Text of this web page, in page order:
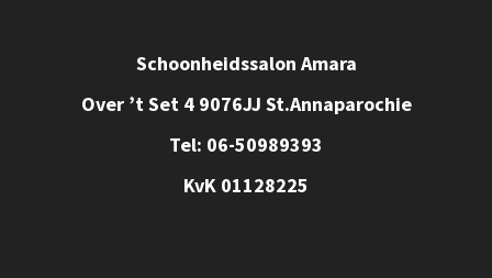
Schoonheidssalon Amara
Over ’t Set 4 9076JJ St.Annaparochie
Tel: 06-50989393
KvK 01128225